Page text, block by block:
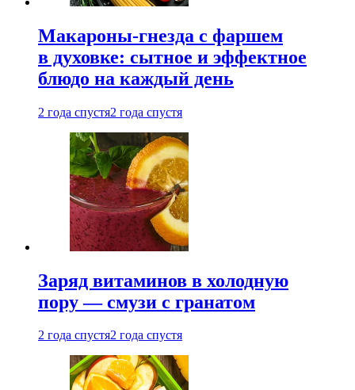
Макароны-гнезда с фаршем
в духовке: сытное и эффектное
блюдо на каждый день
2 года спустя2 года спустя
Заряд витаминов в холодную
пору — смузи с гранатом
2 года спустя2 года спустя